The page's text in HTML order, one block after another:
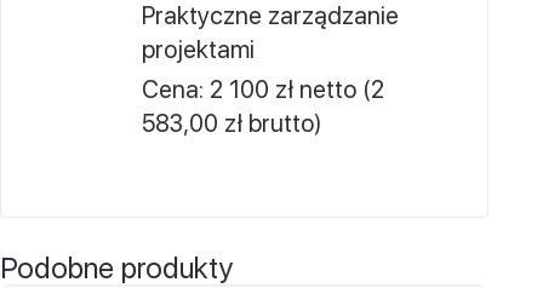
Praktyczne zarządzanie
projektami
Cena: 2 100 zł netto (2
583,00 zł brutto)
Podobne produkty